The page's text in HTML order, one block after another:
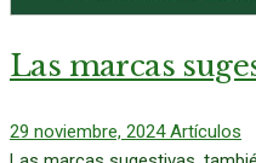
Las marcas
29 noviembre, 2024Artículos